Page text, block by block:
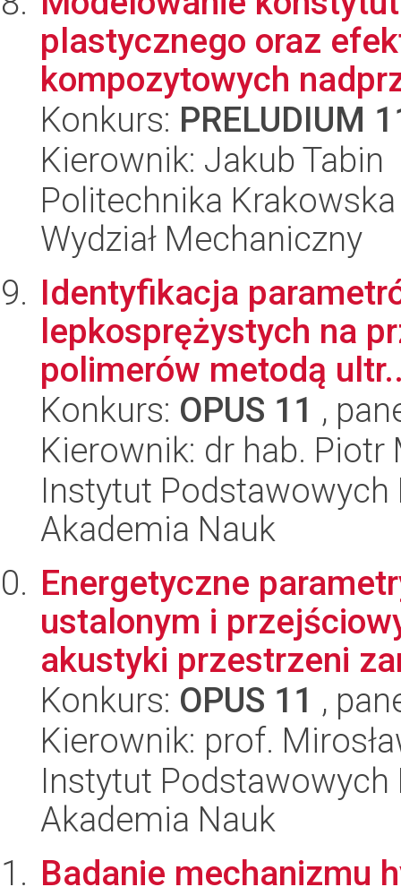
plastycznego oraz
kompozytowych
Konkurs: PRELUDIUM
Kierownik: Jakub Tabin
Politechnika
Wydział Mechaniczny
Identyfikacja
lepkosprężystych na
polimerów metodą
Konkurs: OPUS 11 ,
Kierownik: dr hab. Piotr
Instytut
Akademia Nauk
Energetyczne
ustalonym i
akustyki przestrzeni
Konkurs: OPUS 11 ,
Kierownik: prof.
Instytut
Akademia Nauk
Badanie mechanizmu